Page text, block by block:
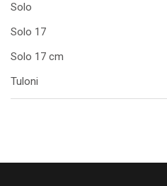
Solo
Solo 17
Solo 17 cm
Tuloni